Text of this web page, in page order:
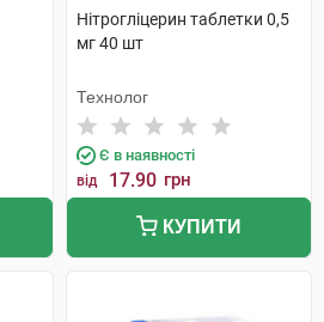
Нітрогліцерин таблетки 0,5
мг 40 шт
Технолог
Є в наявності
від 17.90 грн
КУПИТИ